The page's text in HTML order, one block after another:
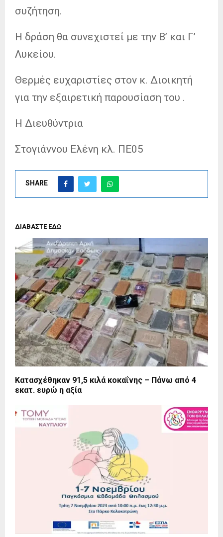
συζήτηση.
Η δράση θα συνεχιστεί με την Β’ και Γ’
Λυκείου.
Θερμές ευχαριστίες στον κ. Διοικητή
για την εξαιρετική παρουσίαση του .
Η Διευθύντρια
Στογιάννου Ελένη κλ. ΠΕ05
SHARE
ΔΙΑΒΑΣΤΕ ΕΔΩ
Κατασχέθηκαν 91,5 κιλά κοκαΐνης – Πάνω από 4
εκατ. ευρώ η αξία